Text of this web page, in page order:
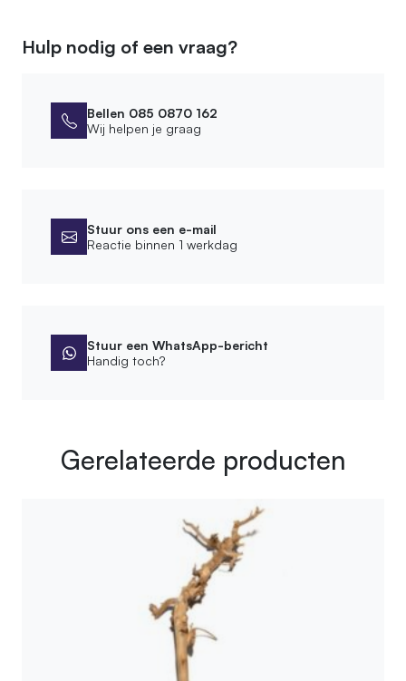
Hulp nodig of een vraag?
Bellen 085 0870 162
Wij helpen je graag
Stuur ons een e-mail
Reactie binnen 1 werkdag
Stuur een WhatsApp-bericht
Handig toch?
Gerelateerde producten